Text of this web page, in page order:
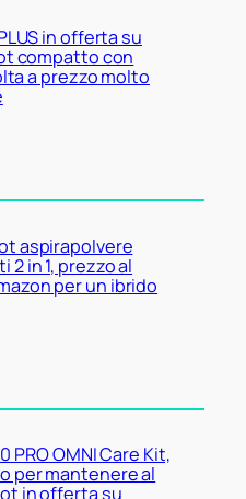
in offerta su
compatto con
a prezzo molto
aspirapolvere
2 in 1, prezzo al
per un ibrido
PRO OMNI Care Kit,
per mantenere al
in offerta su